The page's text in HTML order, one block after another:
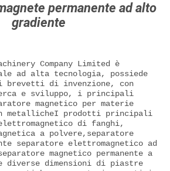
permanente ad alto
gradiente
Company Limited è
ad alta tecnologia, possiede
brevetti di invenzione, con
e sviluppo, i principali
magnetico per materie
metallicheI prodotti principali
di fanghi,
a polvere,separatore
separatore elettromagnetico ad
magnetico permanente a
diverse dimensioni di piastre